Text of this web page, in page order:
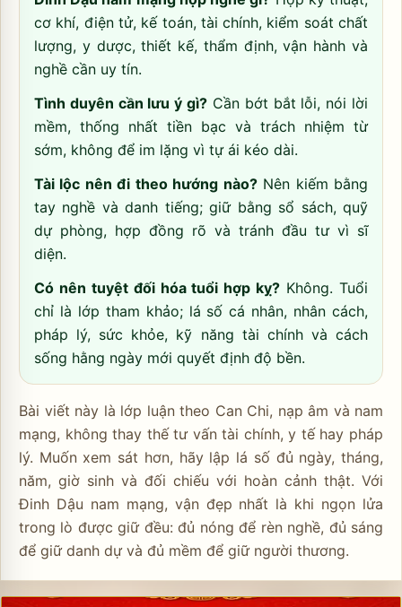
cơ khí, điện tử, kế toán, tài chính, kiểm soát chất
lượng, y dược, thiết kế, thẩm định, vận hành và
nghề cần uy tín.
Tình duyên cần lưu ý gì? Cần bớt bắt lỗi, nói lời
mềm, thống nhất tiền bạc và trách nhiệm từ
sớm, không để im lặng vì tự ái kéo dài.
Tài lộc nên đi theo hướng nào?Nên kiếm bằng
tay nghề và danh tiếng; giữ bằng sổ sách, quỹ
dự phòng, hợp đồng rõ và tránh đầu tư vì sĩ
diện.
Có nên tuyệt đối hóa tuổi hợp kỵ? Không. Tuổi
chỉ là lớp tham khảo; lá số cá nhân, nhân cách,
pháp lý, sức khỏe, kỹ năng tài chính và cách
sống hằng ngày mới quyết định độ bền.
Bài viết này là lớp luận theo Can Chi, nạp âm và nam
mạng, không thay thế tư vấn tài chính, y tế hay pháp
lý. Muốn xem sát hơn, hãy lập lá số đủ ngày, tháng,
năm, giờ sinh và đối chiếu với hoàn cảnh thật. Với
Đinh Dậu nam mạng, vận đẹp nhất là khi ngọn lửa
trong lò được giữ đều: đủ nóng để rèn nghề, đủ sáng
để giữ danh dự và đủ mềm để giữ người thương.